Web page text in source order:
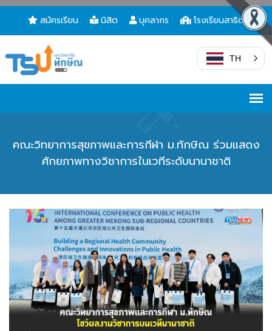
สมัครเรียน นิสิต บุคลากร โรงเรียนสาธิต
TH
คณะวิทยาการสุขภาพและการกีฬา ม.ทักษิณ ร่วมแสดง
ศักยภาพทางวิชาการในเวทีระดับนานาชาติ